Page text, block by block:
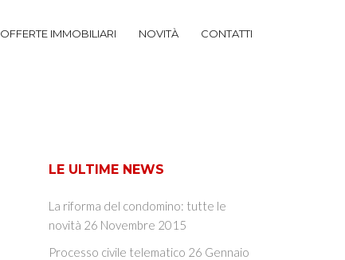
OFFERTE IMMOBILIARI NOVITÀ CONTATTI
LE ULTIME NEWS
La riforma del condomino: tutte le
novità 26 Novembre 2015
Processo civile telematico 26 Gennaio